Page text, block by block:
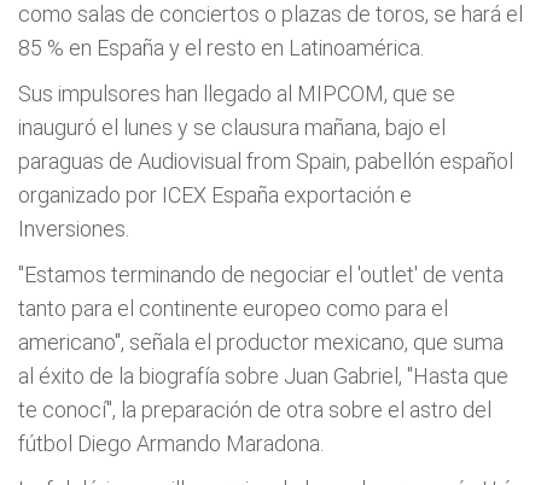
como salas de conciertos o plazas de toros, se hará el
85 % en España y el resto en Latinoamérica.
Sus impulsores han llegado al MIPCOM, que se
inauguró el lunes y se clausura mañana, bajo el
paraguas de Audiovisual from Spain, pabellón español
organizado por ICEX España exportación e
Inversiones.
"Estamos terminando de negociar el 'outlet' de venta
tanto para el continente europeo como para el
americano", señala el productor mexicano, que suma
al éxito de la biografía sobre Juan Gabriel, "Hasta que
te conocí", la preparación de otra sobre el astro del
fútbol Diego Armando Maradona.